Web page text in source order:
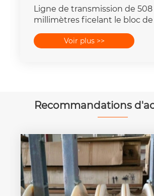
Ligne de transmission de 508
millimètres ficelant le bloc
avec fondre les rouleaux
Voir plus >>
Recommandations